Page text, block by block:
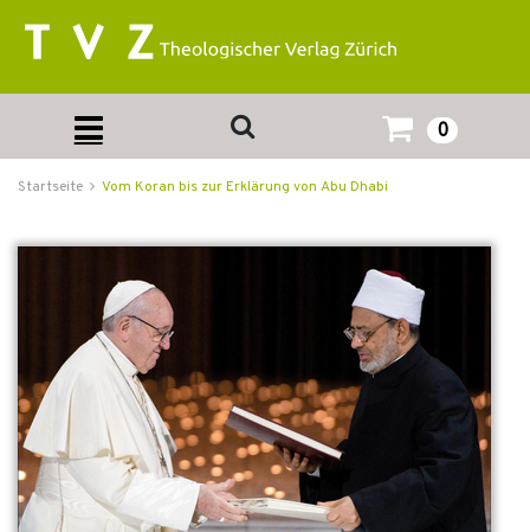
0
Startseite Vom Koran bis zur Erklärung von Abu Dhabi